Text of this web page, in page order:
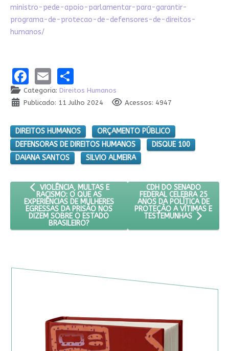
ministro-pede-apoio-parlamentar-para-garantir-
programa-de-protecao-de-defensores-de-direitos-
humanos/
Facebook
EmailShare
Categoria: Direitos Humanos
Publicado: 11 Julho 2024
Acessos: 4947
DIREITOS HUMANOS
ORÇAMENTO PÚBLICO
DEFENSORAS DE DIREITOS HUMANOS
DISQUE 100
DAIANA SANTOS
SILVIO ALMEIRA
ARTIGO ANTERIOR: VIOLÊNCIA, MULTAS E RACISMO: O QUE
VIOLÊNCIA, MULTAS E
RACISMO: O QUE AS
EXPERIÊNCIAS DE MULHERES
EGRESSAS DA PRISÃO NOS
DIZEM SOBRE O ESTADO
BRASILEIRO?
PRÓXIMO ARTIGO: CDH
CDH DO SENADO
FEDERAL CELEBRA 25
ANOS DA POLÍTICA DE
PROTEÇÃO A VÍTIMAS E
TESTEMUNHAS